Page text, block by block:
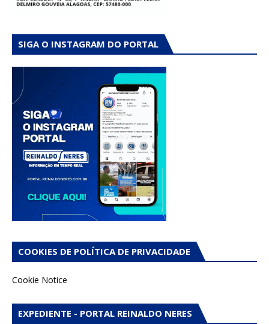
SIGA O INSTAGRAM DO PORTAL
COOKIES DE POLÍTICA DE PRIVACIDADE
Cookie Notice
EXPEDIENTE - PORTAL REINALDO NERES